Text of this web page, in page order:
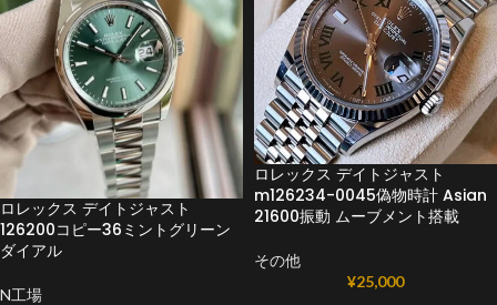
ロレックス デイトジャスト
126200コピー36ミントグリーン
ダイアル
N工場
ロレックス デイトジャスト
m126234-0045偽物時計 Asian
21600振動 ムーブメント搭載
その他
¥25,000